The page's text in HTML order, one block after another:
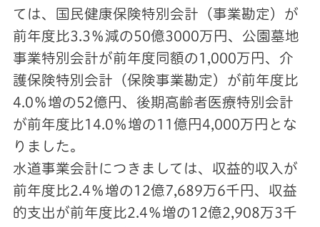
ては、国民健康保険特別会計（事業勘定）が
前年度比3.3％減の50億3000万円、公園墓地
事業特別会計が前年度同額の1,000万円、介
護保険特別会計（保険事業勘定）が前年度比
4.0％増の52億円、後期高齢者医療特別会計
が前年度比14.0％増の11億円4,000万円とな
りました。
水道事業会計につきましては、収益的収入が
前年度比2.4％増の12億7,689万6千円、収益
的支出が前年度比2.4％増の12億2,908万3千